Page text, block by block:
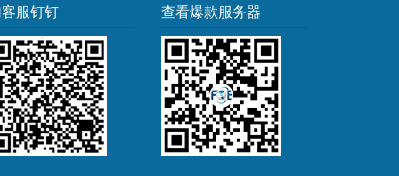
服钉钉 查看爆款服务器